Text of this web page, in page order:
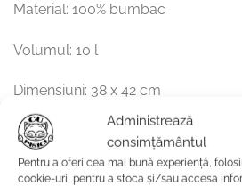
Administrează
consimțământul
Pentru a oferi cea mai bună experiență,
cookie-uri, pentru a stoca și/sau accesa
Material: 100% bumbac
Volumul: 10 l
Dimensiuni: 38 x 42 cm
Culoare geanta: natur